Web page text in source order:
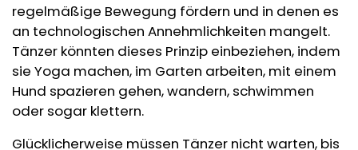
regelmäßige Bewegung fördern und in denen es
an technologischen Annehmlichkeiten mangelt.
Tänzer könnten dieses Prinzip einbeziehen, indem
sie Yoga machen, im Garten arbeiten, mit einem
Hund spazieren gehen, wandern, schwimmen
oder sogar klettern.
Glücklicherweise müssen Tänzer nicht warten, bis